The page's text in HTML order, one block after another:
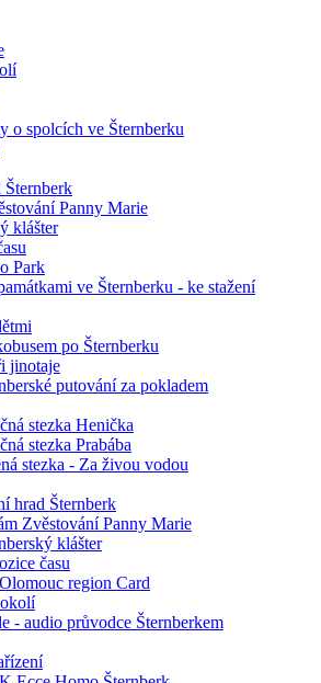
o spolcích ve Šternberku
Šternberk
Panny Marie
klášter
Park
ve Šternberku - ke stažení
po Šternberku
jinotaje
putování za pokladem
stezka Henička
stezka Prabába
stezka - Za živou vodou
hrad Šternberk
Zvěstování Panny Marie
klášter
času
region Card
- audio průvodce Šternberkem